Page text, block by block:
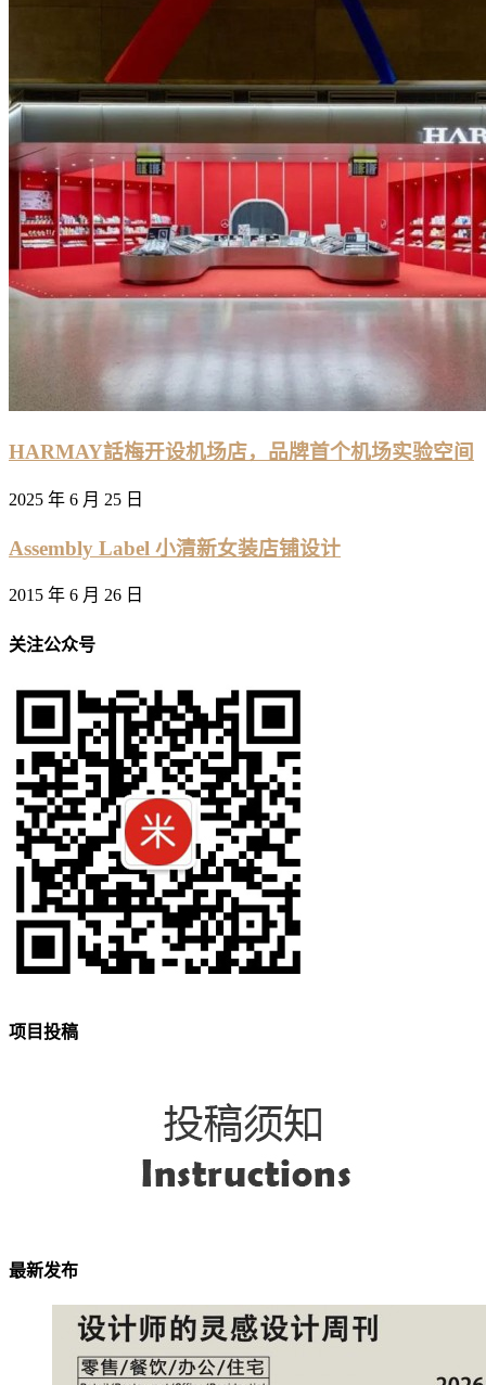
HARMAY話梅开设机场店，品牌首个机场实验空间
2025 年 6 月 25 日
Assembly Label 小清新女装店铺设计
2015 年 6 月 26 日
关注公众号
项目投稿
最新发布